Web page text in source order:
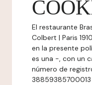
El restaurante
Colbert | Paris
en la presente
es una -, con un
número de